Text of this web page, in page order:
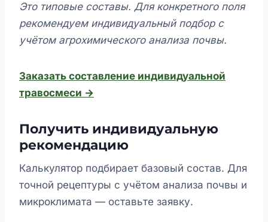
Это типовые составы. Для конкретного поля
рекомендуем индивидуальный подбор с
учётом агрохимического анализа почвы.
Заказать составление индивидуальной
травосмеси →
Получить индивидуальную
рекомендацию
Калькулятор подбирает базовый состав. Для
точной рецептуры с учётом анализа почвы и
микроклимата — оставьте заявку.